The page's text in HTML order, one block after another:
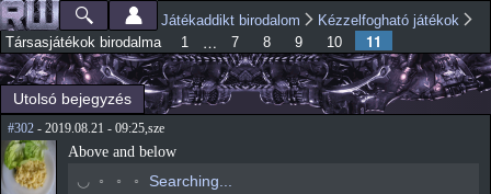
Ugrás a
tartalomra
Főmenü
Jelenlegi hely
Játékaddikt birodalom
Kézzelfogható játékok
Társasjátékok birodalma
1 … 7 8 9 10 11
Utolsó bejegyzés
#302 - 2019.08.21 - 09:25,sze
Above and below
◠ ◦ ◦ ◦
Searching...